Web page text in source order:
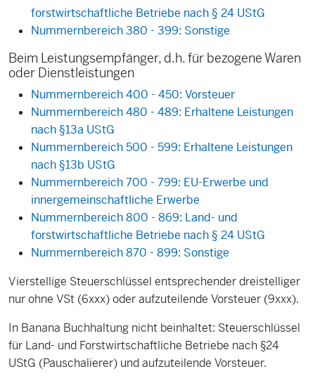
forstwirtschaftliche Betriebe nach § 24 UStG
Nummernbereich 380 - 399: Sonstige
Beim Leistungsempfänger, d.h. für bezogene Waren
oder Dienstleistungen
Nummernbereich 400 - 450: Vorsteuer
Nummernbereich 480 - 489: Erhaltene Leistungen
nach §13a UStG
Nummernbereich 500 - 599: Erhaltene Leistungen
nach §13b UStG
Nummernbereich 700 - 799: EU-Erwerbe und
innergemeinschaftliche Erwerbe
Nummernbereich 800 - 869: Land- und
forstwirtschaftliche Betriebe nach § 24 UStG
Nummernbereich 870 - 899: Sonstige
Vierstellige Steuerschlüssel entsprechender dreistelliger
nur ohne VSt (6xxx) oder aufzuteilende Vorsteuer (9xxx).
In Banana Buchhaltung nicht beinhaltet: Steuerschlüssel
für Land- und Forstwirtschaftliche Betriebe nach §24
UStG (Pauschalierer) und aufzuteilende Vorsteuer.